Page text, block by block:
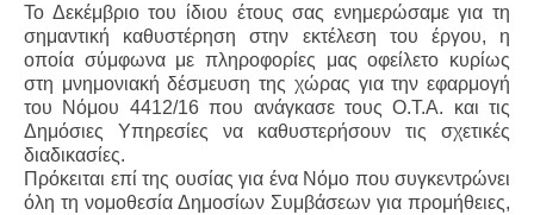
Το Δεκέμβριο του ίδιου έτους σας ενημερώσαμε για τη
σημαντική καθυστέρηση στην εκτέλεση του έργου, η
οποία σύμφωνα με πληροφορίες μας οφείλετο κυρίως
στη μνημονιακή δέσμευση της χώρας για την εφαρμογή
του Νόμου 4412/16 που ανάγκασε τους Ο.Τ.Α. και τις
Δημόσιες Υπηρεσίες να καθυστερήσουν τις σχετικές
διαδικασίες.
Πρόκειται επί της ουσίας για ένα Νόμο που συγκεντρώνει
όλη τη νομοθεσία Δημοσίων Συμβάσεων για προμήθειες,